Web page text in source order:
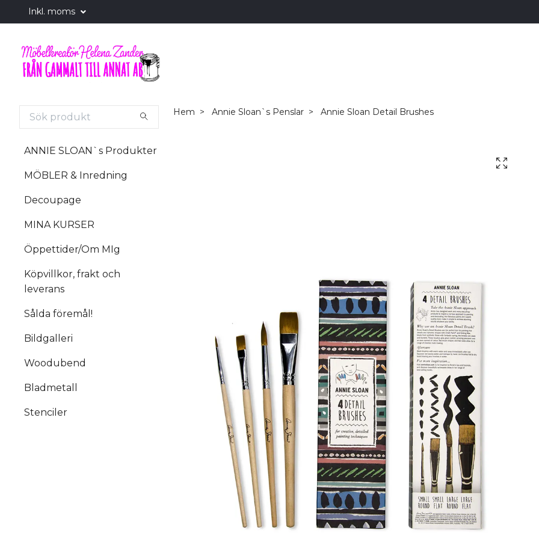
Inkl. moms
ANNIE SLOAN`s Produkter
MÖBLER & Inredning
Decoupage
MINA KURSER
Öppettider/Om MIg
Köpvillkor, frakt och
leverans
Sålda föremål!
Bildgalleri
Woodubend
Bladmetall
Stenciler
Hem Annie Sloan`s Penslar Annie Sloan Detail Brushes